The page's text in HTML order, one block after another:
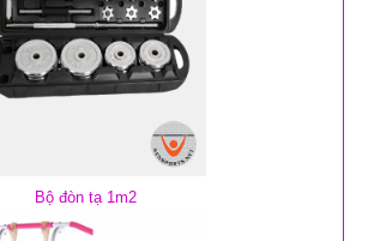
Bộ đòn tạ 1m2